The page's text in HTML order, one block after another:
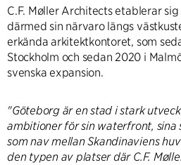
C.F. Møller Architects etablerar
därmed sin närvaro längs
erkända arkitektkontoret, som
Stockholm och sedan 2020 i
svenska expansion.
"Göteborg är en stad i stark
ambitioner för sin waterfront, sina
som nav mellan Skandinaviens
den typen av platser där C.F.